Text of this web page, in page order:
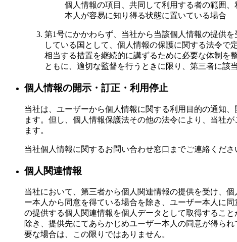
個人情報の項目、共同して利用する者の範囲
本人が容易に知り得る状態に置いている場合
第1号にかかわらず、当社から当該個人情報の提供
している国として、個人情報の保護に関する法令
相当する措置を継続的に講ずるために必要な体制を
ともに、適切な監督を行うときに限り、第三者に該
個人情報の開示・訂正・利用停止
当社は、ユーザーから個人情報に関する利用目的の通知
ます。但し、個人情報保護法その他の法令により、当社
ます。
当社個人情報に関するお問い合わせ窓口までご連絡くださ
個人関連情報
当社において、第三者から個人関連情報の提供を受け、
ー本人から同意を得ている場合を除き、ユーザー本人に
の提供する個人関連情報を個人データとして取得するこ
除き、提供先にてあらかじめユーザー本人の同意が得ら
要な場合は、この限りではありません。